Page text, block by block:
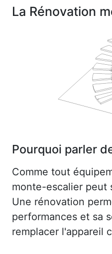
La Rénovation
Pourquoi parler
Comme tout
monte-escalier peut
Une rénovation
performances et sa
remplacer l'appareil